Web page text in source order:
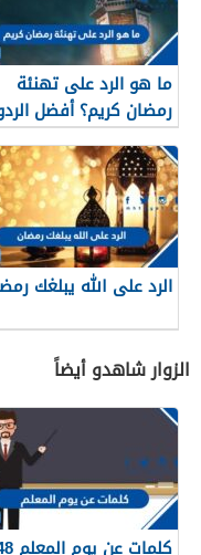
ما هو الرد على تهنئة
رمضان كريم؟ أفضل
بمناسبة شهر رمضان
المبارك
الرد على الله يبلغك
الزوار شاهدو أيضاً
كلمات